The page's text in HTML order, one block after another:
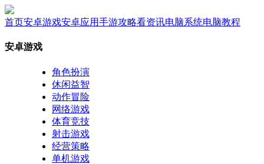
首页安卓游戏安卓应用手游攻略看资讯电脑系统电脑教程
安卓游戏
角色扮演
休闲益智
动作冒险
网络游戏
体育竞技
射击游戏
经营策略
单机游戏